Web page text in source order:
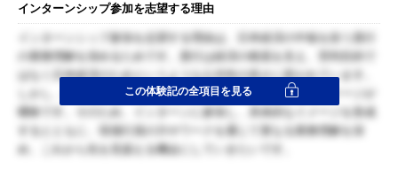
インターンシップ参加を志望する理由
インターンシップ参加を志望する理由は、日本経済の中核を担う貴行
の業務理解を深めるためです。貴行は経済の根底を支え、営利目的で
はなく日本経済のためというような公共性の高さに惹かれています。
しかし、経済を支える仕組みや具体的な行員の働き方などイメージが
曖昧です。そのため、インターンに参加し、具体的なイメージを形成
するとともに、現場行員の方やワークを通じて更なる業務理解を深
め、これから先を見据える機会にしていきたいです。
この体験記の全項目を見る